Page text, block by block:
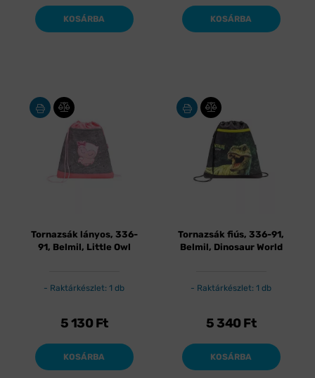
KOSÁRBA KOSÁRBA
Tornazsák lányos, 336-
91, Belmil, Little Owl
Raktárkészlet: 1 db
5 130 Ft
KOSÁRBA
Tornazsák fiús, 336-91,
Belmil, Dinosaur World
Raktárkészlet: 1 db
5 340 Ft
KOSÁRBA